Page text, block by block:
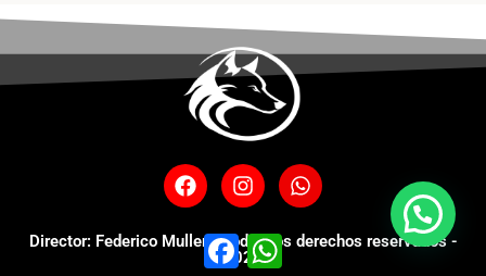
Director: Federico Muller - Todos los derechos reservados -
2025
FacebookWhatsApp